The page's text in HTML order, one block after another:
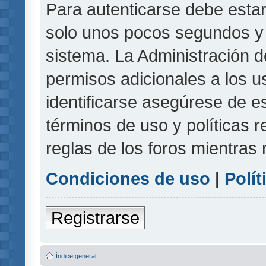
Para autenticarse debe
solo unos pocos segundos
sistema. La Administración
permisos adicionales a los
identificarse asegúrese de
términos de uso y políticas
reglas de los foros mientras
Condiciones de uso |
Registrarse
Índice general